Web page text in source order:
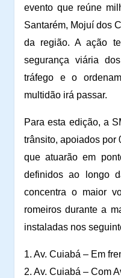
evento que reúne
Santarém, Mojuí dos
da região. A ação
segurança viária
tráfego e o
multidão irá passar.
Para esta edição, a
trânsito, apoiados por
que atuarão em
definidos ao longo
concentra o maior
romeiros durante a
instaladas nos
1. Av. Cuiabá – Em
2. Av. Cuiabá – Com